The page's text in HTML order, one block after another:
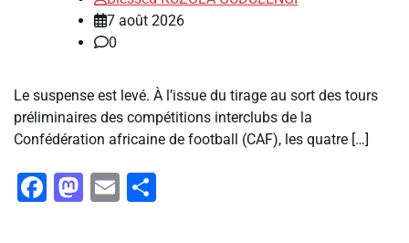
7 août 2026
0
Le suspense est levé. À l’issue du tirage au sort des tours
préliminaires des compétitions interclubs de la
Confédération africaine de football (CAF), les quatre […]
Facebook
Mastodon
Email